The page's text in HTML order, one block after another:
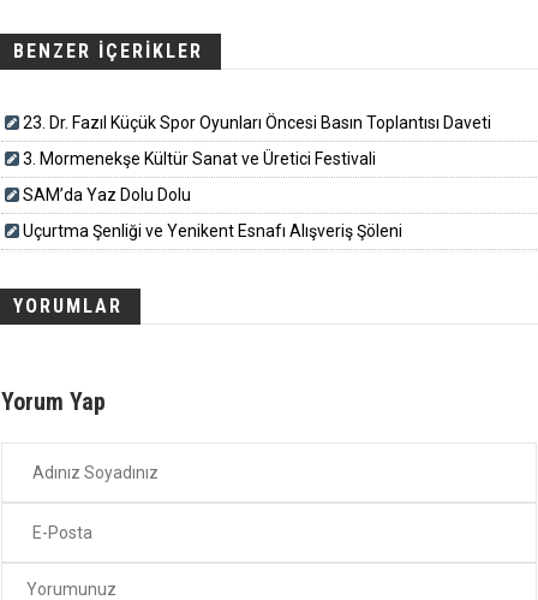
BENZER İÇERİKLER
23. Dr. Fazıl Küçük Spor Oyunları Öncesi Basın Toplantısı Daveti
3. Mormenekşe Kültür Sanat ve Üretici Festivali
SAM’da Yaz Dolu Dolu
Uçurtma Şenliği ve Yenikent Esnafı Alışveriş Şöleni
YORUMLAR
Yorum Yap